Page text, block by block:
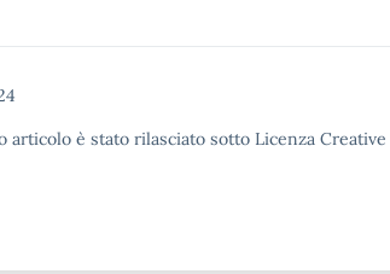
articolo è stato rilasciato sotto Licenza